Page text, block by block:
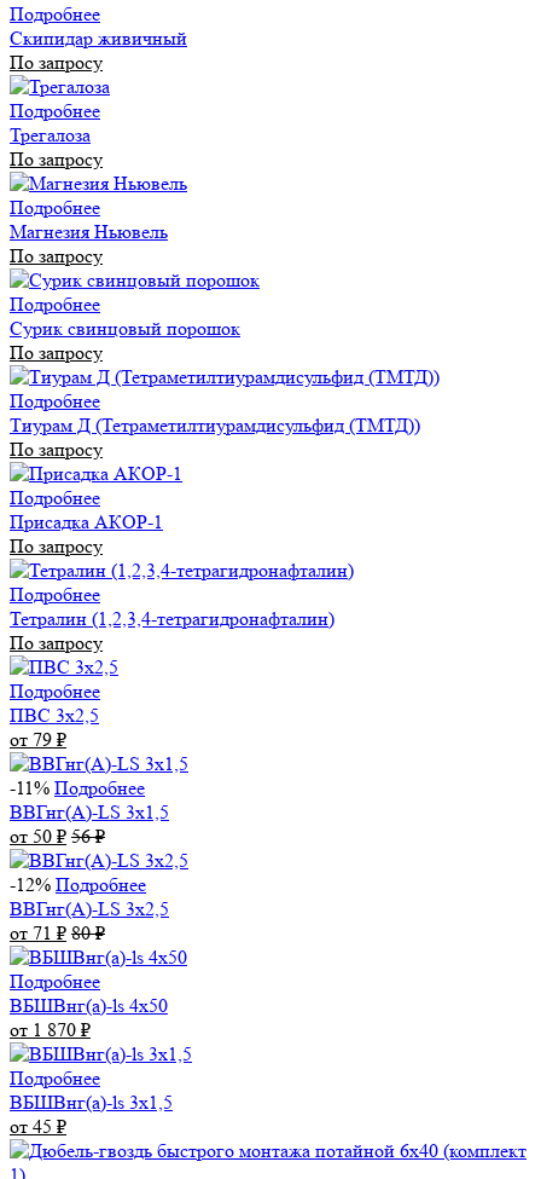
Подробнее
Скипидар живичный
По запросу
Подробнее
Трегалоза
По запросу
Подробнее
Магнезия Ньювель
По запросу
Подробнее
Сурик свинцовый порошок
По запросу
Подробнее
Тиурам Д (Тетраметилтиурамдисульфид (ТМТД))
По запросу
Подробнее
Присадка АКОР-1
По запросу
Подробнее
Тетралин (1,2,3,4-тетрагидронафталин)
По запросу
Подробнее
ПВС 3х2,5
от 79 ₽
-11% Подробнее
ВВГнг(А)-LS 3х1,5
от 50 ₽ 56₽
-12% Подробнее
ВВГнг(А)-LS 3х2,5
от 71 ₽ 80₽
Подробнее
ВБШВнг(а)-ls 4x50
от 1 870 ₽
Подробнее
ВБШВнг(а)-ls 3х1,5
от 45 ₽